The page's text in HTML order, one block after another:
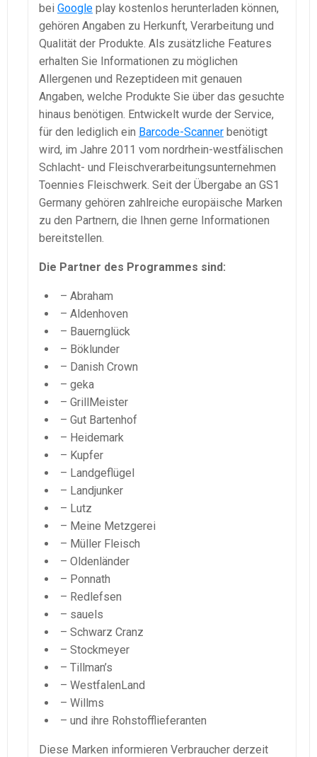
bei Google play kostenlos herunterladen können,
gehören Angaben zu Herkunft, Verarbeitung und
Qualität der Produkte. Als zusätzliche Features
erhalten Sie Informationen zu möglichen
Allergenen und Rezeptideen mit genauen
Angaben, welche Produkte Sie über das gesuchte
hinaus benötigen. Entwickelt wurde der Service,
für den lediglich ein Barcode-Scanner benötigt
wird, im Jahre 2011 vom nordrhein-westfälischen
Schlacht- und Fleischverarbeitungsunternehmen
Toennies Fleischwerk. Seit der Übergabe an GS1
Germany gehören zahlreiche europäische Marken
zu den Partnern, die Ihnen gerne Informationen
bereitstellen.
Die Partner des Programmes sind:
– Abraham
– Aldenhoven
– Bauernglück
– Böklunder
– Danish Crown
– geka
– GrillMeister
– Gut Bartenhof
– Heidemark
– Kupfer
– Landgeflügel
– Landjunker
– Lutz
– Meine Metzgerei
– Müller Fleisch
– Oldenländer
– Ponnath
– Redlefsen
– sauels
– Schwarz Cranz
– Stockmeyer
– Tillman’s
– WestfalenLand
– Willms
– und ihre Rohstofflieferanten
Diese Marken informieren Verbraucher derzeit